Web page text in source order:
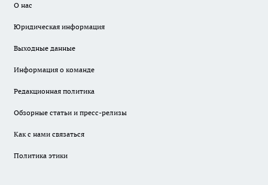
О нас
Юридическая информация
Выходные данные
Информация о команде
Редакционная политика
Обзорные статьи и пресс-релизы
Как с нами связаться
Политика этики